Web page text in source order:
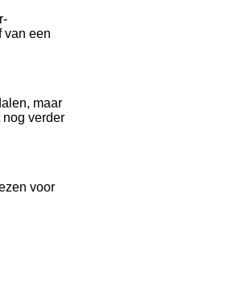
van een
maar
verder
voor